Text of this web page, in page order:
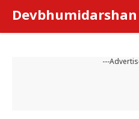
content
Devbhumidarshan
---